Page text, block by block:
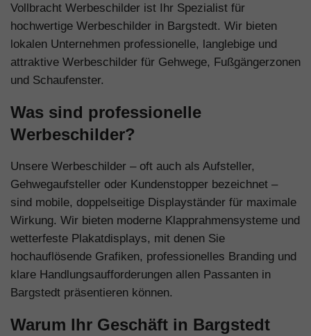
Vollbracht Werbeschilder ist Ihr Spezialist für
hochwertige Werbeschilder in Bargstedt. Wir bieten
lokalen Unternehmen professionelle, langlebige und
attraktive Werbeschilder für Gehwege, Fußgängerzonen
und Schaufenster.
Was sind professionelle
Werbeschilder?
Unsere Werbeschilder – oft auch als Aufsteller,
Gehwegaufsteller oder Kundenstopper bezeichnet –
sind mobile, doppelseitige Displayständer für maximale
Wirkung. Wir bieten moderne Klapprahmensysteme und
wetterfeste Plakatdisplays, mit denen Sie
hochauflösende Grafiken, professionelles Branding und
klare Handlungsaufforderungen allen Passanten in
Bargstedt präsentieren können.
Warum Ihr Geschäft in Bargstedt